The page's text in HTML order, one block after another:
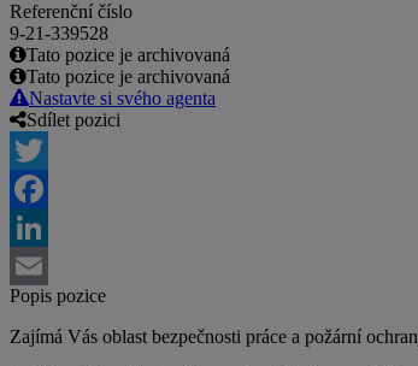
Referenční číslo
9-21-339528
Tato pozice je archivovaná
Tato pozice je archivovaná
Nastavte si svého agenta
Sdílet pozici
Twitter
Facebook
LinkedIn
Email
Popis pozice
Zajímá Vás oblast bezpečnosti práce a požární